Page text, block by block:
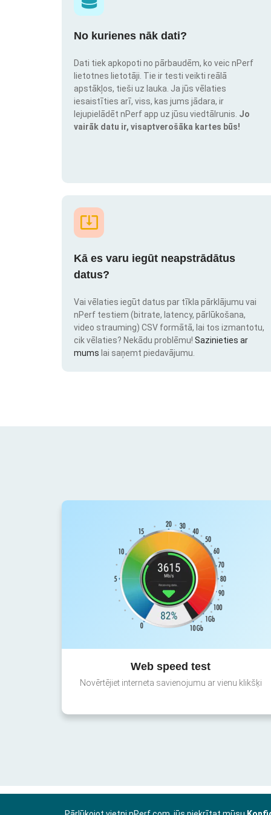
No kurienes nāk dati?
Dati tiek apkopoti no pārbaudēm, ko veic nPerf
lietotnes lietotāji. Tie ir testi veikti reālā
apstākļos, tieši uz lauka. Ja jūs vēlaties
iesaistīties arī, viss, kas jums jādara, ir
lejupielādēt nPerf app uz jūsu viedtālrunis. Jo
vairāk datu ir, visaptverošāka kartes būs!
Kā es varu iegūt neapstrādātus
datus?
Vai vēlaties iegūt datus par tīkla pārklājumu vai
nPerf testiem (bitrate, latency, pārlūkošana,
video strauming) CSV formātā, lai tos izmantotu,
cik vēlaties? Nekādu problēmu! Sazinieties ar
mums lai saņemt piedavājumu.
Web speed test
Novērtējiet interneta savienojumu ar vienu klikšķi